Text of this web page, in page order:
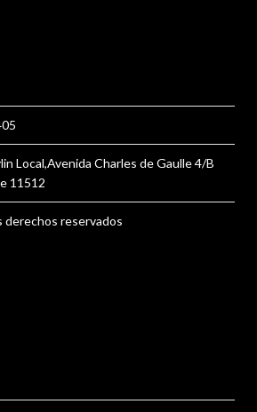
Local,Avenida Charles de Gaulle 4/B
11512
derechos reservados